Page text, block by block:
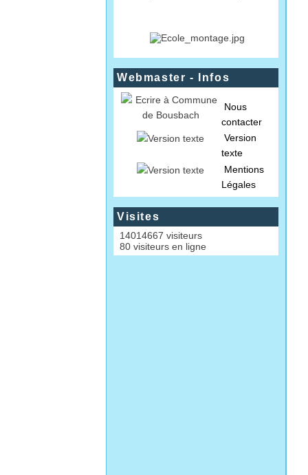
Webmaster - Infos
Nous
contacter
Version
texte
Mentions
Légales
Visites
14014667 visiteurs
80 visiteurs en ligne